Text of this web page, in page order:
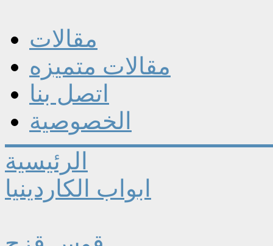
مقالات
مقالات متميزه
اتصل بنا
الخصوصية
الرئيسية
ابواب الكاردينيا